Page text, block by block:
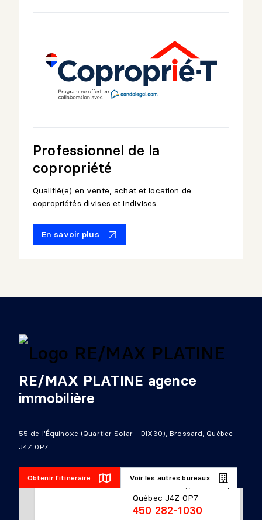
Professionnel de la
copropriété
Qualifié(e) en vente, achat et location de
copropriétés divises et indivises.
En savoir plus
RE/MAX PLATINE agence
immobilière
55 de l'Équinoxe (Quartier Solar - DIX30), Brossard, Québec
J4Z 0P7
Obtenir l'itinéraire Voir les autres bureaux
55 de l'Équinoxe (Quartier
Solar - DIX30), Brossard,
Québec J4Z 0P7
450 282-1030